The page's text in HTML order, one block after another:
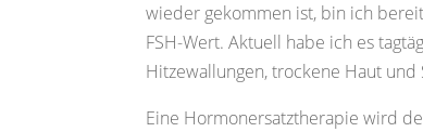
wieder gekommen ist, bin ich
FSH-Wert. Aktuell habe ich es
Hitzewallungen, trockene Haut
Eine Hormonersatztherapie wird